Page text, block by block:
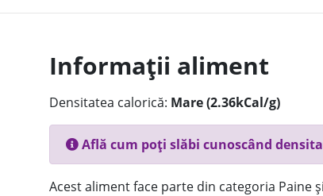
Informații aliment
Densitatea calorică: Mare (2.36kCal/g)
Află cum poți slăbi cunoscând
Acest aliment face parte din categoria Paine